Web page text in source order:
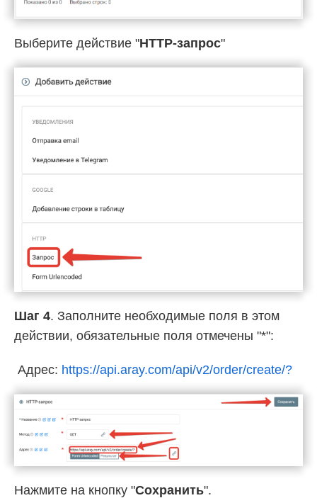
Выберите действие "HTTP-запрос"
Шаг 4. Заполните необходимые поля в этом
действии, обязательные поля отмечены "*":
Адрес: https://api.aray.com/api/v2/order/create/?
Нажмите на кнопку "Сохранить".